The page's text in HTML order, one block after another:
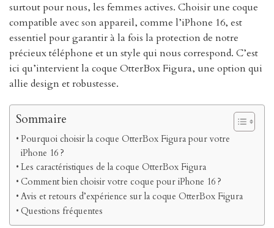
surtout pour nous, les femmes actives. Choisir une coque
compatible avec son appareil, comme l’iPhone 16, est
essentiel pour garantir à la fois la protection de notre
précieux téléphone et un style qui nous correspond. C’est
ici qu’intervient la coque OtterBox Figura, une option qui
allie design et robustesse.
Sommaire
Pourquoi choisir la coque OtterBox Figura pour votre
iPhone 16 ?
Les caractéristiques de la coque OtterBox Figura
Comment bien choisir votre coque pour iPhone 16 ?
Avis et retours d’expérience sur la coque OtterBox Figura
Questions fréquentes